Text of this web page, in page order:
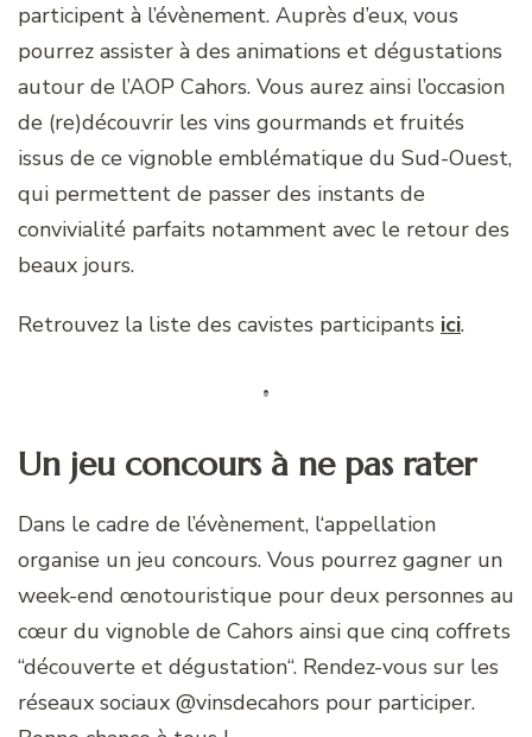
participent à l’évènement. Auprès d’eux, vous
pourrez assister à des animations et dégustations
autour de l’AOP Cahors. Vous aurez ainsi l’occasion
de (re)découvrir les vins gourmands et fruités
issus de ce vignoble emblématique du Sud-Ouest,
qui permettent de passer des instants de
convivialité parfaits notamment avec le retour des
beaux jours.
Retrouvez la liste des cavistes participants ici.
Un jeu concours à ne pas rater
Dans le cadre de l’évènement, l‘appellation
organise un jeu concours. Vous pourrez gagner un
week-end œnotouristique pour deux personnes au
cœur du vignoble de Cahors ainsi que cinq coffrets
“découverte et dégustation“. Rendez-vous sur les
réseaux sociaux @vinsdecahors pour participer.